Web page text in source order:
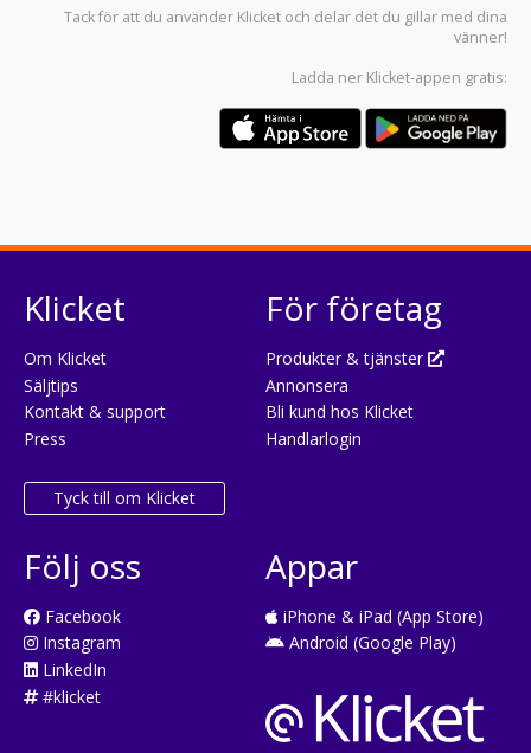
Tack för att du använder Klicket och delar det du gillar med dina
vänner!
Ladda ner Klicket-appen gratis:
Klicket
Om Klicket
Säljtips
Kontakt & support
Press
Tyck till om Klicket
För företag
Produkter & tjänster
Annonsera
Bli kund hos Klicket
Handlarlogin
Följ oss
Facebook
Instagram
LinkedIn
#klicket
Appar
iPhone & iPad (App Store)
Android (Google Play)